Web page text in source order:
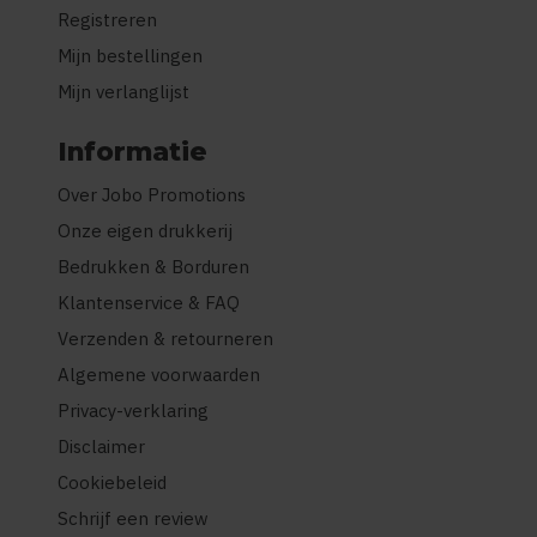
Registreren
Mijn bestellingen
Mijn verlanglijst
Informatie
Over Jobo Promotions
Onze eigen drukkerij
Bedrukken & Borduren
Klantenservice & FAQ
Verzenden & retourneren
Algemene voorwaarden
Privacy-verklaring
Disclaimer
Cookiebeleid
Schrijf een review